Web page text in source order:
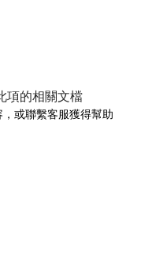
項的相關文檔
或聯繫客服獲得幫助